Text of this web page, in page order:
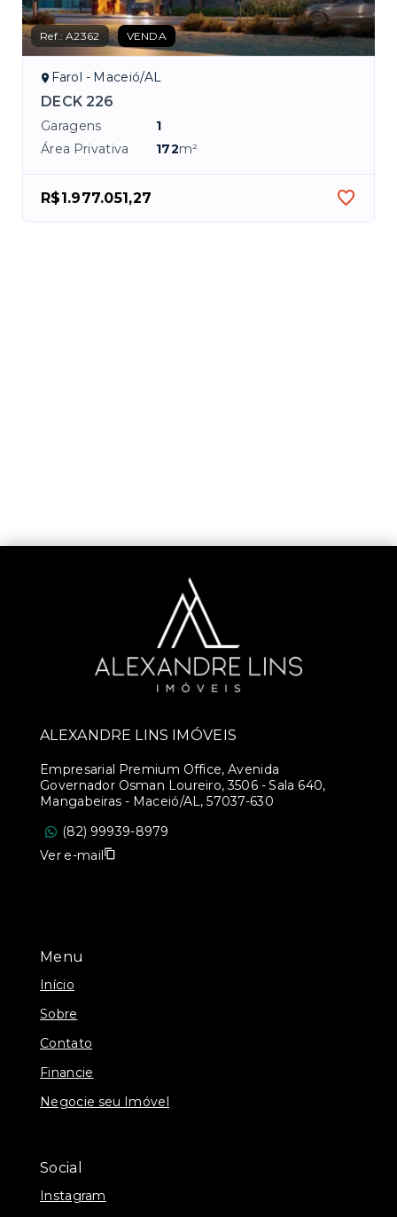
Ref.:A2362 VENDA
Farol - Maceió/AL
DECK 226
Garagens
1
Área Privativa
172m²
R$1.977.051,27
Menu
Início
Sobre
Contato
Financie
Negocie seu Imóvel
Social
Instagram
ALEXANDRE LINS IMÓVEIS
Empresarial Premium Office, Avenida
Governador Osman Loureiro, 3506 - Sala 640,
Mangabeiras - Maceió/AL, 57037-630
(82) 99939-8979
Ver e-mail